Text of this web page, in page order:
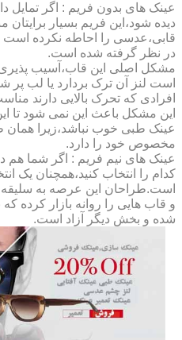
عینک های بدون فریم : اگر
دیده شود،این فریم بسیار
قابی،عدسی را احاطه نکرده است و
در نظر گرفته شده است.
مشکل اصلی این قاب،آسیب پذیری
است لنز آن ترک بردارد یا لب پر
افرادی که تحرک بالایی دارند
این مشکل باعث این نمی شود تا
عینک طبی خوب نباشد،زیرا همان
مخصوص خود را دارد.
عینک های نیم فریم : اگر شما هم
کدام را انتخاب کنید،همچنان یک
است.طراحان این عرصه به سلیقه
و قاب هایی را روانه بازار کرده
شده و بخش دیگر آزاد است.